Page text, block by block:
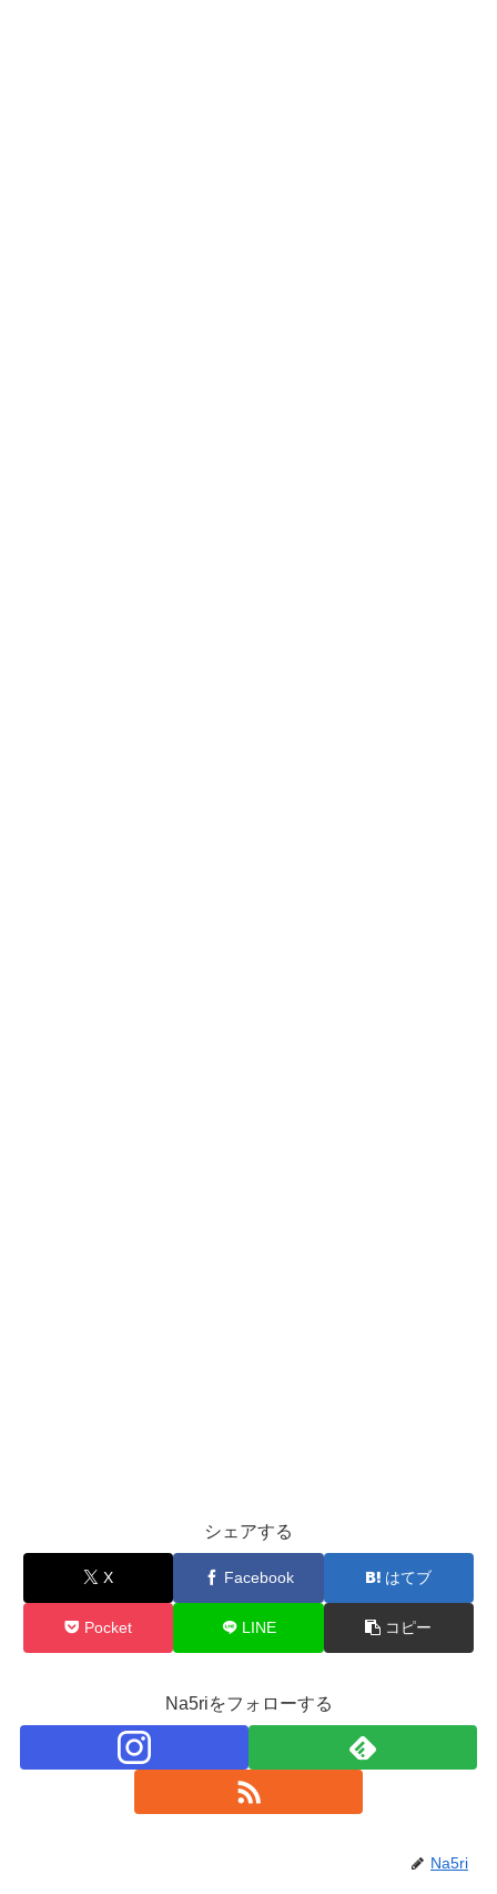
シェアする
X Facebook はてブ
Pocket LINE コピー
Na5riをフォローする
Na5ri